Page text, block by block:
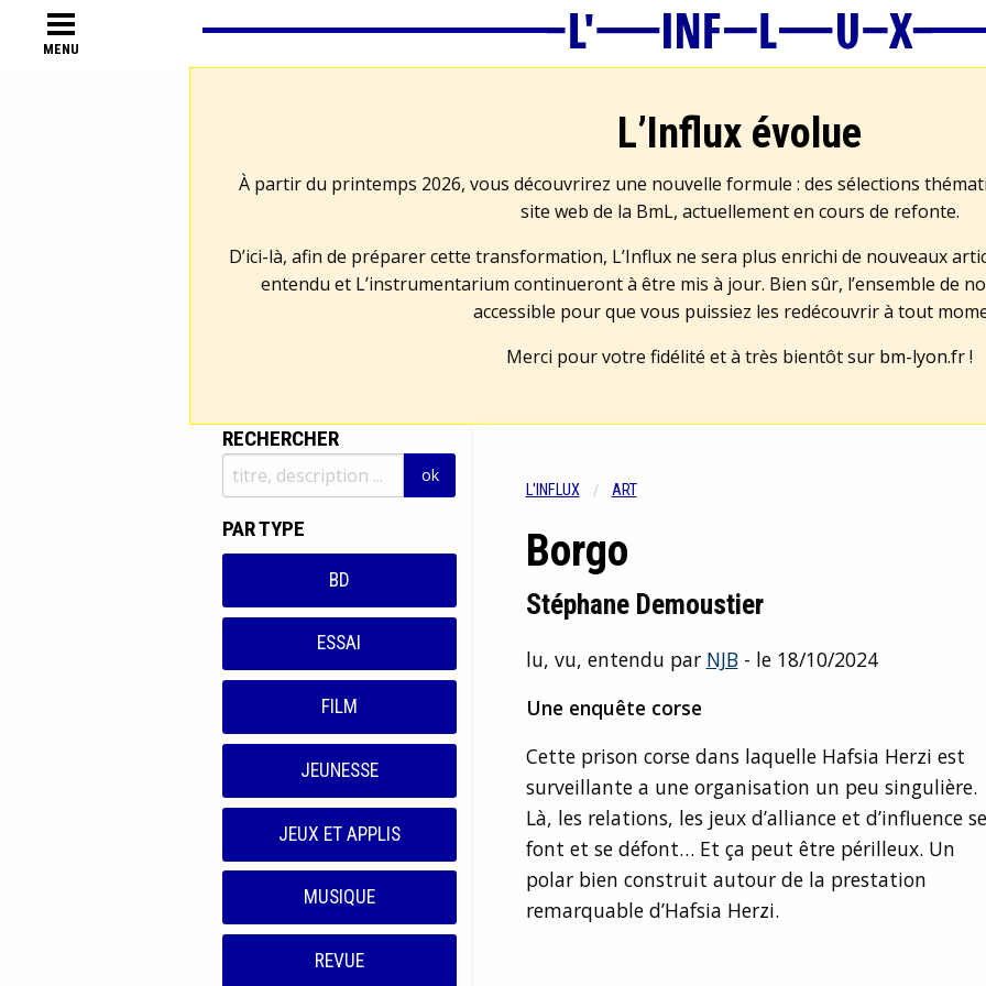
MENU
L’Influx évolue
À partir du printemps 2026, vous découvrirez une nouvelle formule : des sélections
site web de la BmL, actuellement en cours de refonte.
D’ici-là, afin de préparer cette transformation, L’Influx ne sera plus enrichi de nouveaux
entendu et L’instrumentarium continueront à être mis à jour. Bien sûr, l’ensemble de
accessible pour que vous puissiez les redécouvrir à tout
Merci pour votre fidélité et à très bientôt sur bm-lyon.fr!
RECHERCHER
PAR TYPE
BD
ESSAI
FILM
JEUNESSE
JEUX ET APPLIS
MUSIQUE
REVUE
L'INFLUX ART
Borgo
Stéphane Demoustier
lu, vu, entendu par NJB- le 18/10/2024
Une enquête corse
Cette prison corse dans laquelle Hafsia Herzi est
surveillante a une organisation un peu singulière.
Là, les relations, les jeux d’alliance et d’influence se
font et se défont… Et ça peut être périlleux. Un
polar bien construit autour de la prestation
remarquable d’Hafsia Herzi.